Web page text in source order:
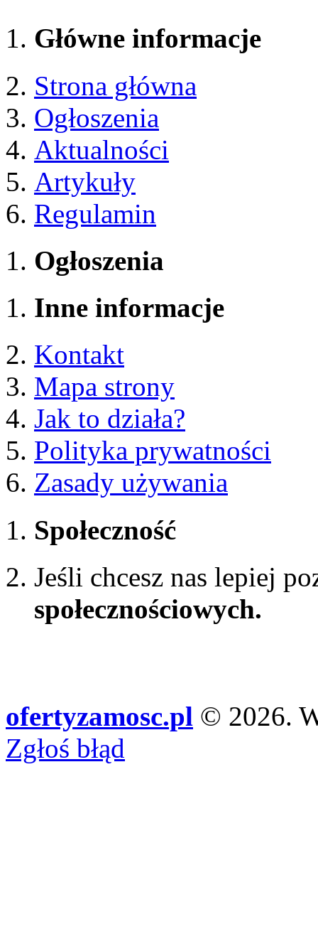
Główne informacje
Strona główna
Ogłoszenia
Aktualności
Artykuły
Regulamin
Ogłoszenia
Inne informacje
Kontakt
Mapa strony
Jak to działa?
Polityka prywatności
Zasady używania
Społeczność
Jeśli chcesz nas lepiej
społecznościowych.
ofertyzamosc.pl © 2026.
Zgłoś błąd